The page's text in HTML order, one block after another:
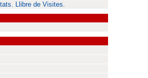
Llibre de Visites.